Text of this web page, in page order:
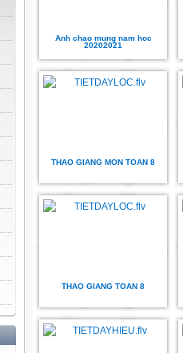
Anh chao mung nam hoc
20202021
THAO GIANG MON TOAN 8
THAO GIANG TOAN 8